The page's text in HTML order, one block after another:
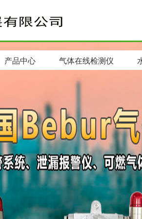
产品中心 气体在线检测仪